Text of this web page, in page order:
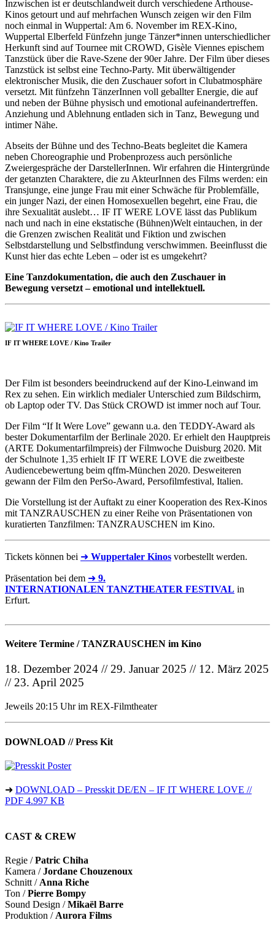
Inzwischen ist er deutschlandweit durch verschiedene Arthouse-
Kinos getourt und auf mehrfachen Wunsch zeigen wir den Film
noch einmal in Wuppertal: Am 6. November im REX-Kino,
Wuppertal Elberfeld Fünfzehn junge Tänzer*innen unterschiedlicher
Herkunft sind auf Tournee mit CROWD, Gisèle Viennes epischem
Tanzstück über die Rave-Szene der 90er Jahre. Der Film über dieses
Tanzstück ist selbst eine Techno-Party. Mit überwältigender
elektronischer Musik, die den Zuschauer sofort in Clubatmosphäre
versetzt. Mit fünfzehn TänzerInnen voll geballter Energie, die auf
und neben der Bühne physisch und emotional aufeinandertreffen.
Anziehung und Ablehnung entladen sich in Tanz, Bewegung und
intimer Nähe.
Abseits der Bühne und des Techno-Beats begleitet die Kamera
neben Choreographie und Probenprozess auch persönliche
Zweiergespräche der DarstellerInnen. Wir erfahren die Hintergründe
der getanzten Charaktere, die zu AkteurInnen des Films werden: ein
Transjunge, eine junge Frau mit einer Schwäche für Problemfälle,
ein junger Nazi, der einen Homosexuellen begehrt, eine Frau, die
ihre Sexualität auslebt… IF IT WERE LOVE lässt das Publikum
nach und nach in eine ekstatische (Bühnen)Welt eintauchen, in der
die Grenzen zwischen Realität und Fiktion und zwischen
Selbstdarstellung und Selbstfindung verschwimmen. Beeinflusst die
Kunst hier das echte Leben – oder ist es umgekehrt?
Eine Tanzdokumentation, die auch den Zuschauer in
Bewegung versetzt – emotional und intellektuell.
IF IT WHERE LOVE / Kino Trailer
Der Film ist besonders beeindruckend auf der Kino-Leinwand im
Rex zu sehen. Ein wirklich medialer Unterschied zum Bildschirm,
ob Laptop oder TV. Das Stück CROWD ist immer noch auf Tour.
Der Film “If It Were Love” gewann u.a. den TEDDY-Award als
bester Dokumentarfilm der Berlinale 2020. Er erhielt den Hauptpreis
(ARTE Dokumentarfilmpreis) der Filmwoche Duisburg 2020. Mit
der Schulnote 1,35 erhielt IF IT WERE LOVE die zweitbeste
Audiencebewertung beim qffm-München 2020. Desweiteren
gewann der Film den PerSo-Award, Persofilmfestival, Italien.
Die Vorstellung ist der Auftakt zu einer Kooperation des Rex-Kinos
mit TANZRAUSCHEN zu einer Reihe von Präsentationen von
kuratierten Tanzfilmen: TANZRAUSCHEN im Kino.
Tickets können bei ➜ Wuppertaler Kinos vorbestellt werden.
Präsentation bei dem ➜ 9.
INTERNATIONALEN TANZTHEATER FESTIVAL in
Erfurt.
Weitere Termine / TANZRAUSCHEN im Kino
18. Dezember 2024 // 29. Januar 2025 // 12. März 2025
// 23. April 2025
Jeweils 20:15 Uhr im REX-Filmtheater
DOWNLOAD // Press Kit
➜ DOWNLOAD – Presskit DE/EN – IF IT WHERE LOVE //
PDF 4.997 KB
CAST & CREW
Regie /Patric Chiha
Kamera /Jordane Chouzenoux
Schnitt / Anna Riche
Ton /Pierre Bompy
Sound Design /Mikaël Barre
Produktion / Aurora Films